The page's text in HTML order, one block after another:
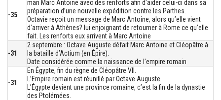
-35
mari Marc Antoine avec des renforts afin d’aider celui-ci dans sa
préparation d’une nouvelle expédition contre les Parthes.
Octavie reçoit un message de Marc Antoine, alors qu’elle vient
d’arriver à Athènes? lui enjoignant de retourner à Rome ce qu’elle
fait. Les renforts eux arrivent à Marc Antoine
-31
2 septembre : Octave Auguste défait Marc Antoine et Cléopâtre à
la bataille d’Actium (en Épire).
Date considérée comme la naissance de l’empire romain
-31
En Égypte, fin du règne de Cléopâtre VII.
L’Empire romain est réunifié par Octave Auguste.
L’Égypte devient une province romaine, c’est la fin de la dynastie
des Ptolémées.